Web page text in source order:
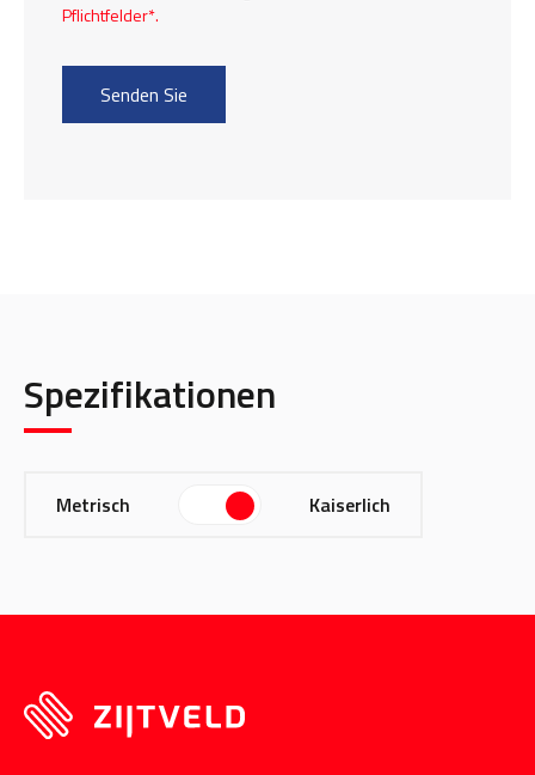
Pflichtfelder*.
Spezifikationen
Metrisch Kaiserlich